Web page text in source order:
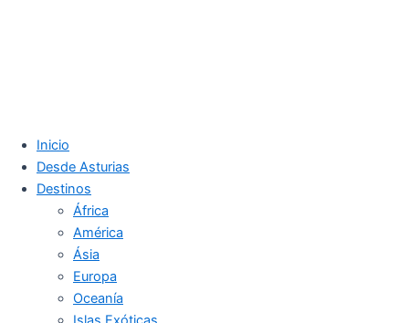
Inicio
Desde Asturias
Destinos
África
América
Ásia
Europa
Oceanía